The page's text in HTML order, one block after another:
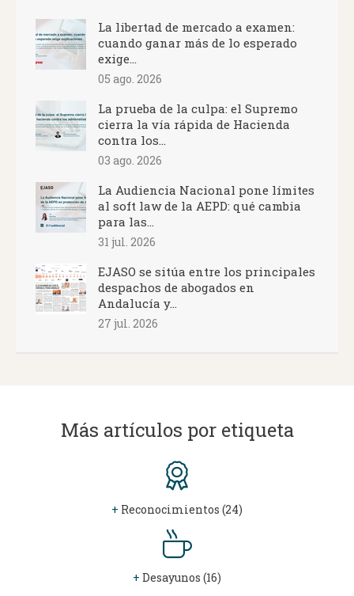
La libertad de mercado a examen:
cuando ganar más de lo esperado
exige...
05 ago. 2026
La prueba de la culpa: el Supremo
cierra la vía rápida de Hacienda
contra los...
03 ago. 2026
La Audiencia Nacional pone límites
al soft law de la AEPD: qué cambia
para las...
31 jul. 2026
EJASO se sitúa entre los principales
despachos de abogados en
Andalucía y...
27 jul. 2026
Más artículos por etiqueta
+ Reconocimientos (24)
+ Desayunos (16)